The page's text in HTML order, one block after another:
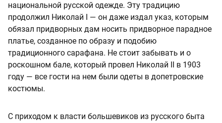
национальной русской одежде. Эту традицию
продолжил Николай I — он даже издал указ, которым
обязал придворных дам носить придворное парадное
платье, созданное по образу и подобию
традиционного сарафана. Не стоит забывать и о
роскошном бале, который провел Николай II в 1903
году — все гости на нем были одеты в допетровские
костюмы.
С приходом к власти большевиков из русского быта